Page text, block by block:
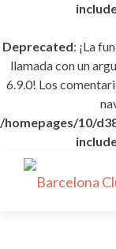
Deprecated: ¡La
llamada con un
6.9.0! Los
/homepages/10/